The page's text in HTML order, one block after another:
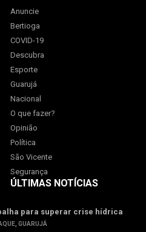
Anuncie
Bertioga
COVID-19
Descubra
Esporte
Guarujá
Nacional
O que fazer?
Opinião
Política
São Vicente
Segurança
ÚLTIMAS NOTÍCIAS
para superar crise hídrica
GUARUJÁ